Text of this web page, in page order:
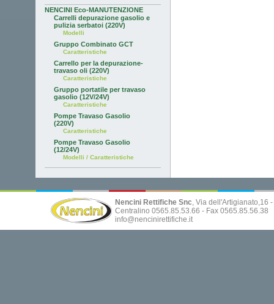
NENCINI Eco-MANUTENZIONE
Carrelli depurazione gasolio e
pulizia serbatoi (220V)
Modelli
Gruppo Combinato GCT
Caratteristiche
Carrello per la depurazione-
travaso oli (220V)
Caratteristiche
Gruppo portatile per travaso
gasolio (12V/24V)
Caratteristiche
Pompe Travaso Gasolio
(220V)
Caratteristiche
Pompe Travaso Gasolio
(12/24V)
Modelli / Caratteristiche
Nencini Rettifiche Snc, Via dell'Artigianato,16
Centralino 0565.85.53.66 - Fax 0565.85.56.38
info@nencinirettifiche.it